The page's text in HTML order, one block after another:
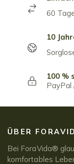
60
10
100 %
PayPal
ÜBER
Bei ForaVida®
komfortables